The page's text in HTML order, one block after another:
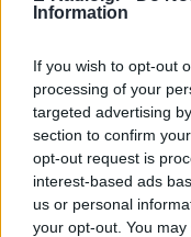
Information
If you wish to opt-out
processing of your
targeted advertising
section to confirm
opt-out request is
interest-based ads
us or personal
your opt-out. You